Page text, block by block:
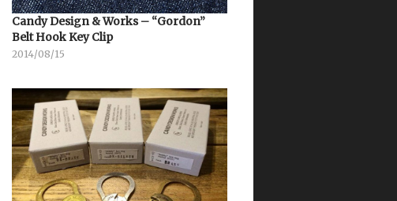
Candy Design & Works – “Gordon”
Belt Hook Key Clip
2014/08/15